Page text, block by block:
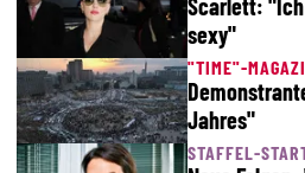
Scarlett:
sexy"
"TIME"-
Jahres"
STAFFEL-